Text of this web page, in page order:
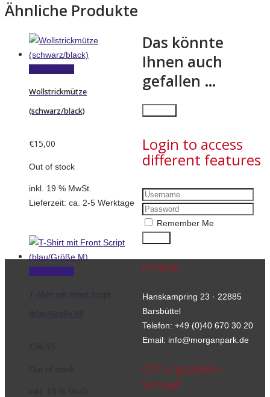
Ähnliche Produkte
Wollstrickmütze
(schwarz/black)
€15,00
Out of stock
inkl. 19 % MwSt.
Lieferzeit: ca. 2-5 Werktage
Das könnte
Ihnen auch
gefallen …
Login to access
different features
Remember Me
Kontakt
Hanskampring 23 · 22885
Barsbüttel
Telefon: +49 (0)40 670 30 20
Email: info@morganpark.de
Öffnungszeiten –
Verkauf